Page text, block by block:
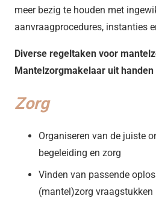
meer bezig te houden met
aanvraagprocedures, instanties
Diverse regeltaken voor
Mantelzorgmakelaar uit
Zorg
Organiseren van de juiste
begeleiding en zorg
Vinden van passende
(mantel)zorg vraagstukken